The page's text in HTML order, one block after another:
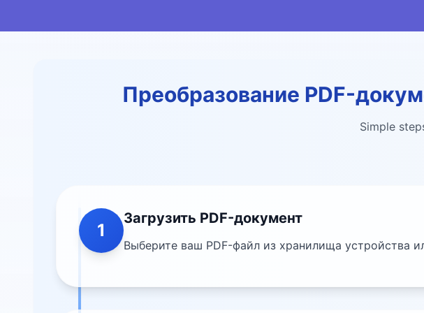
Преобразование PDF-
Simple
1
Загрузить PDF-документ
Выберите ваш PDF-файл из хранилища устройства